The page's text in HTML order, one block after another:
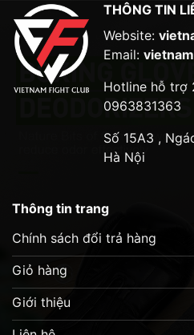
THÔNG TIN
Website:
Email:
Hotline hỗ trợ
0963831363
Số 15A3 ,
Hà Nội
Thông tin trang
Chính sách đổi trả hàng
Giỏ hàng
Giới thiệu